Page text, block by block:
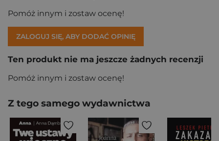
Pomóż innym i zostaw ocenę!
ZALOGUJ SIĘ, ABY DODAĆ OPINIĘ
Ten produkt nie ma jeszcze żadnych recenzji
Pomóż innym i zostaw ocenę!
Z tego samego wydawnictwa